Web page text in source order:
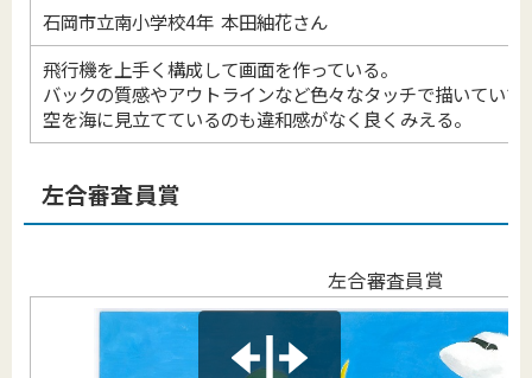
石岡市立南小学校4年 本田紬花さん
飛行機を上手く構成して画面を作っている。
バックの質感やアウトラインなど色々なタッチで描いていて
空を海に見立てているのも違和感がなく良くみえる。
左合審査員賞
左合審査員賞